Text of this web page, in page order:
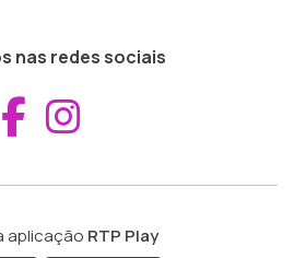
nas redes sociais
Aceder ao
aplicação RTP Play